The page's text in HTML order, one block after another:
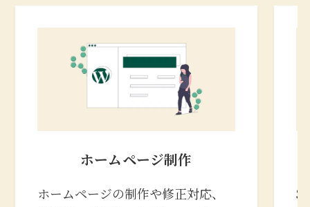
ホームページ制作
ホームページの制作や修正対応、